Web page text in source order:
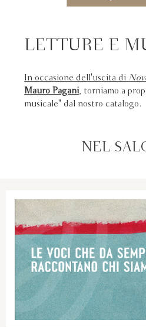
LETTURE E
In occasione dell'uscita di
Mauro Pagani, torniamo a
musicale" dal nostro catalogo.
NEL